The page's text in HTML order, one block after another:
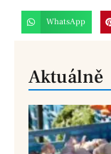
WhatsApp
Aktuálně